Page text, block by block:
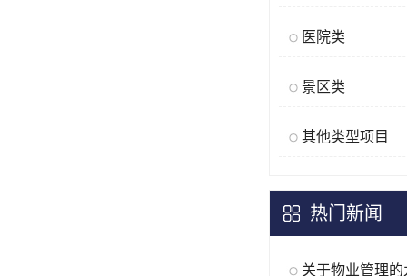
医院类
景区类
其他类型项目
热门新闻